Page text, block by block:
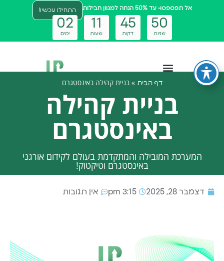
02
ימים
1 1
שעות
45
דקות
50
שניות
אל תפספסו- עד 50% הנחה למגוון חבילות התחילו עכשיו!
דף הבית »בניית קהילה באינסטגרם
בניית קהילה
באינסטגרם
המערכת המובילה והמתקדמת בעולם לקידום אורגני
באינסטגרם וטיקטוק!
דצמבר 28, 2025 3:15 pm אין תגובות